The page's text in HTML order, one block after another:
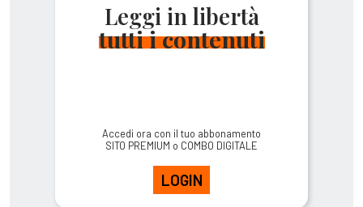
Leggi in libertà
tutti i contenuti
Accedi ora con il tuo abbonamento
SITO PREMIUM o COMBO DIGITALE
LOGIN